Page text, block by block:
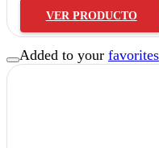
VER PRODUCTO
Added to your favorites